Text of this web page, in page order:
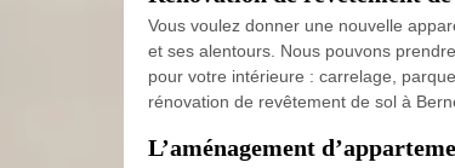
Vous voulez donner une nouvelle
et ses alentours. Nous pouvons
pour votre intérieure : carrelage,
rénovation de revêtement de sol à
L’aménagement